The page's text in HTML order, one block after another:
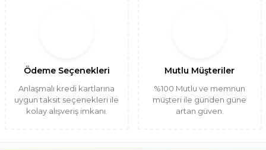
Ödeme Seçenekleri
Anlaşmalı kredi kartlarına
uygun taksit seçenekleri ile
kolay alışveriş imkanı.
Mutlu Müşteriler
%100 Mutlu ve memnun
müşteri ile günden güne
artan güven.